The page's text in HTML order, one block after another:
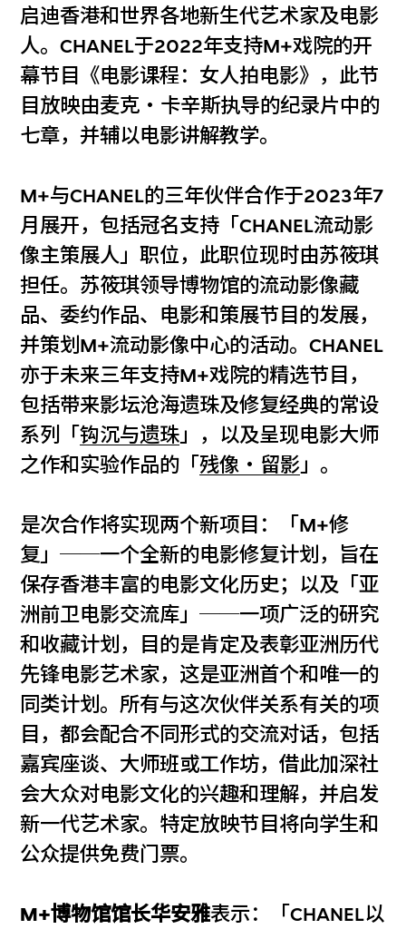
启迪香港和世界各地新生代艺术家及电影
人。CHANEL于2022年支持M+戏院的开
幕节目《电影课程：女人拍电影》，此节
目放映由麦克‧卡辛斯执导的纪录片中的
七章，并辅以电影讲解教学。
M+与CHANEL的三年伙伴合作于2023年7
月展开，包括冠名支持「CHANEL流动影
像主策展人」职位，此职位现时由苏筱琪
担任。苏筱琪领导博物馆的流动影像藏
品、委约作品、电影和策展节目的发展，
并策划M+流动影像中心的活动。CHANEL
亦于未来三年支持M+戏院的精选节目，
包括带来影坛沧海遗珠及修复经典的常设
系列「钩沉与遗珠」，以及呈现电影大师
之作和实验作品的「残像‧留影」。
是次合作将实现两个新项目：「M+修
复」──一个全新的电影修复计划，旨在
保存香港丰富的电影文化历史；以及「亚
洲前卫电影交流库」──一项广泛的研究
和收藏计划，目的是肯定及表彰亚洲历代
先锋电影艺术家，这是亚洲首个和唯一的
同类计划。所有与这次伙伴关系有关的项
目，都会配合不同形式的交流对话，包括
嘉宾座谈、大师班或工作坊，借此加深社
会大众对电影文化的兴趣和理解，并启发
新一代艺术家。特定放映节目将向学生和
公众提供免费门票。
M+博物馆馆长华安雅表示：「CHANEL以